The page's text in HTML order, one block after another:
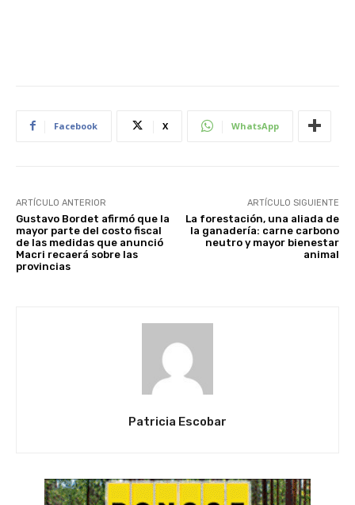
Facebook X WhatsApp
ARTÍCULO ANTERIOR
Gustavo Bordet afirmó que la
mayor parte del costo fiscal
de las medidas que anunció
Macri recaerá sobre las
provincias
ARTÍCULO SIGUIENTE
La forestación, una aliada de
la ganadería: carne carbono
neutro y mayor bienestar
animal
Patricia Escobar